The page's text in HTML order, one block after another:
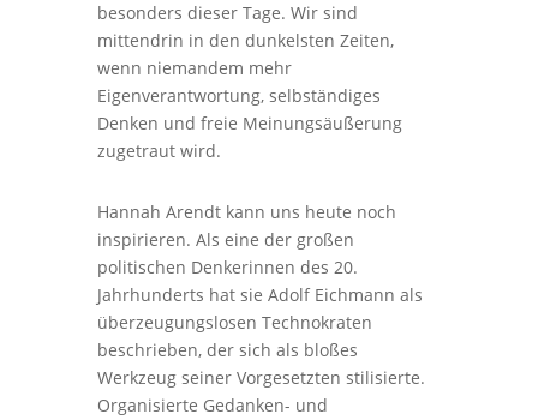
besonders dieser Tage. Wir sind
mittendrin in den dunkelsten Zeiten,
wenn niemandem mehr
Eigenverantwortung, selbständiges
Denken und freie Meinungsäußerung
zugetraut wird.
Hannah Arendt kann uns heute noch
inspirieren. Als eine der großen
politischen Denkerinnen des 20.
Jahrhunderts hat sie Adolf Eichmann als
überzeugungslosen Technokraten
beschrieben, der sich als bloßes
Werkzeug seiner Vorgesetzten stilisierte.
Organisierte Gedanken- und